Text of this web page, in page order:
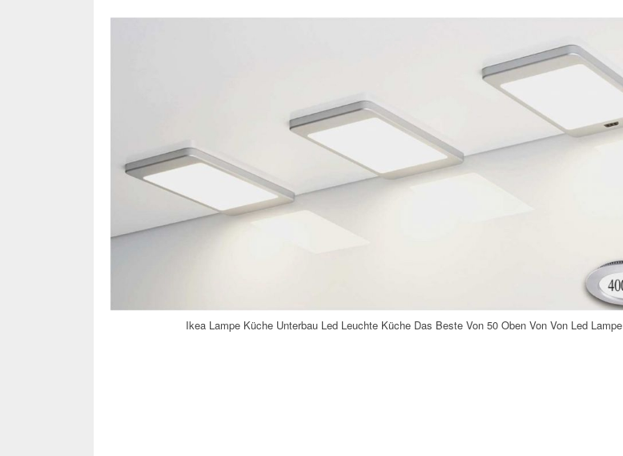
Ikea Lampe Küche Unterbau Led Leuchte Küche Das Beste Von 50 Oben Von Von Led Lampe